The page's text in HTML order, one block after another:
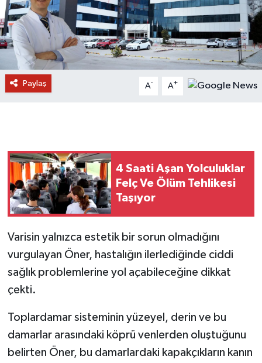
Paylaş A- A+
4 Saati Aşan Yolculuklar
Felç Ve Ölüm Tehlikesi
Taşıyor
Varisin yalnızca estetik bir sorun olmadığını
vurgulayan Öner, hastalığın ilerlediğinde ciddi
sağlık problemlerine yol açabileceğine dikkat
çekti.
Toplardamar sisteminin yüzeyel, derin ve bu
damarlar arasındaki köprü venlerden oluştuğunu
belirten Öner, bu damarlardaki kapakçıkların kanın